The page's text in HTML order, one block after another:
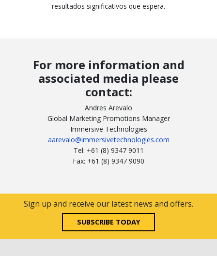
resultados significativos que espera.
For more information and
associated media please
contact:
Andres Arevalo
Global Marketing Promotions Manager
Immersive Technologies
aarevalo@immersivetechnologies.com
Tel: +61 (8) 9347 9011
Fax: +61 (8) 9347 9090
Sign up and receive our latest news and offers.
SUBSCRIBE TODAY